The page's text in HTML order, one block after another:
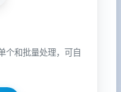
个和批量处理，可自